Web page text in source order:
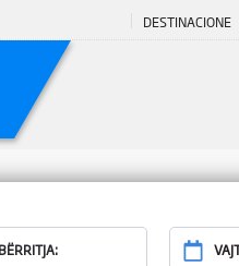
DESTINACIONE